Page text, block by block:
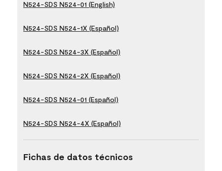
N524-SDS N524-01 (English)
N524-SDS N524-1X (Español)
N524-SDS N524-3X (Español)
N524-SDS N524-2X (Español)
N524-SDS N524-01 (Español)
N524-SDS N524-4X (Español)
Fichas de datos técnicos